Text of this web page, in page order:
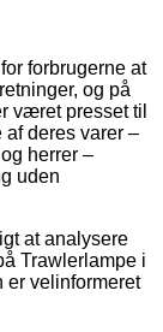
forbrugerne at
og på
været presset til
deres varer –
herrer –
uden
at analysere
Trawlerlampe i
er velinformeret